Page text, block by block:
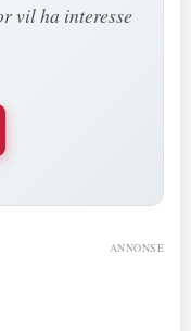
vil ha interesse
ANNONSE